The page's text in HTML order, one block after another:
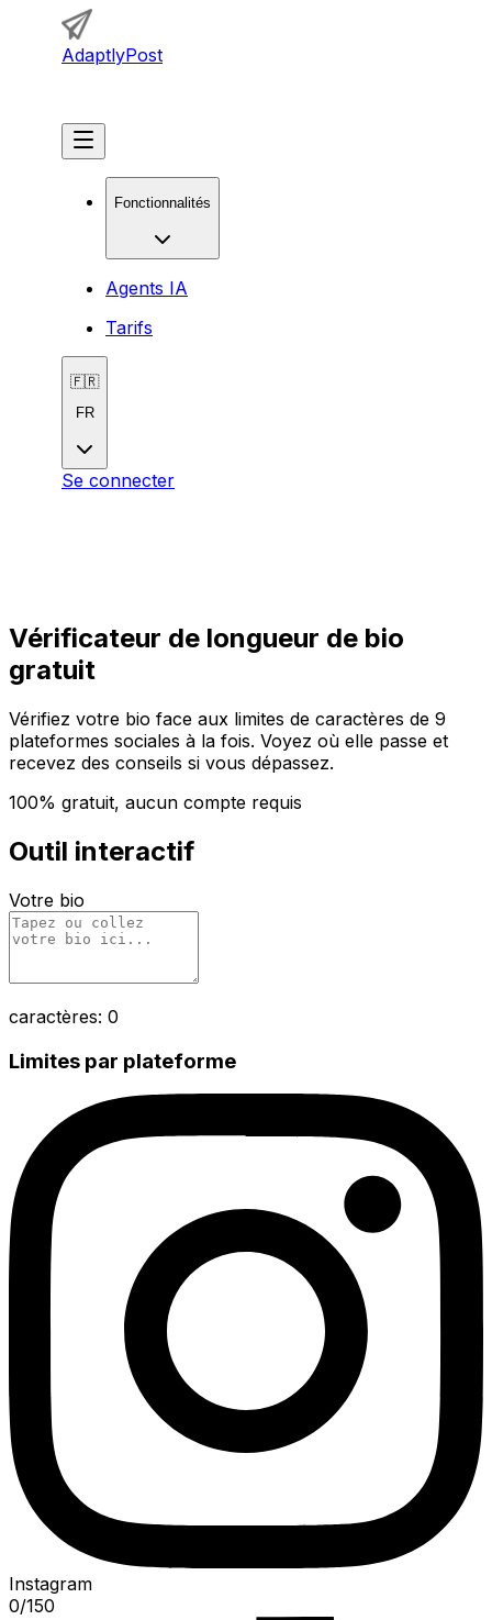
AdaptlyPost
Fonctionnalités
Agents IA
Tarifs
🇫🇷
FR
Se connecter
Vérificateur de longueur de bio
gratuit
Vérifiez votre bio face aux limites de caractères de 9
plateformes sociales à la fois. Voyez où elle passe et
recevez des conseils si vous dépassez.
100% gratuit, aucun compte requis
Outil interactif
Votre bio
caractères: 0
Limites par plateforme
Instagram
0/150